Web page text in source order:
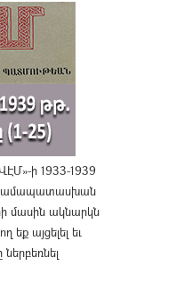
ի 1933-1939
Համապատասխան
մասին ակնարկն
եք այցելել եւ